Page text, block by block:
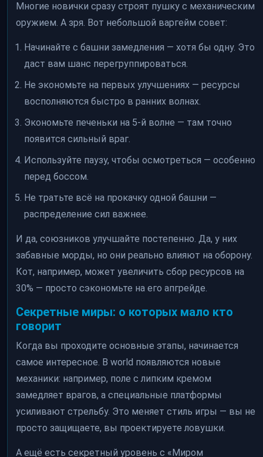
Многие новички сразу строят пушку с механическим
оружием. А зря. Вот небольшой варгейм совет:
Начинайте с башни замедления — хотя бы одну. Это
даст вам шанс перегруппироваться.
Не экономьте на первых улучшениях — ресурсы
восполняются быстро в ранних волнах.
Экономьте печеньки на 5-й волне — там точно
появится сильный враг.
Используйте паузу, чтобы осмотреться — особенно
перед боссом.
Не тратьте всё на прокачку одной башни —
распределение сил важнее.
И да, союзников улучшайте постепенно. Да, у них
забавные морды, но они реально влияют на оборону.
Кот, например, может увеличить сбор ресурсов на
30% — просто сэкономьте на его апгрейде.
Секретные миры: о которых мало кто
говорит
Когда вы проходите основные этапы, начинается
самое интересное. В world появляются новые
механики: например, поле с липким кремом
замедляет врагов, а специальные платформы
усиливают стрельбу. Это меняет стиль игры — вы не
просто защищаете, вы проектируете ловушки.
А ещё есть секретный уровень с «Миром